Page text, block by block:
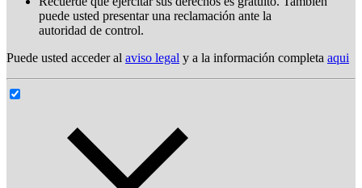
puede usted presentar una reclamación ante la
autoridad de control.
Puede usted acceder al aviso legal y a la información completa aqui